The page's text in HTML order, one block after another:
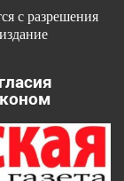
с разрешения